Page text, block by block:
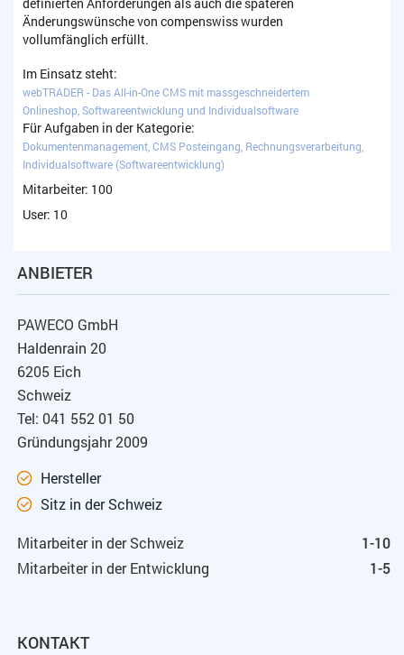
Änderungswünsche von compenswiss wurden
vollumfänglich erfüllt.
Im Einsatz steht:
webTRADER - Das All-in-One CMS mit massgeschneidertem
Onlineshop, Softwareentwicklung und Individualsoftware
Für Aufgaben in der Kategorie:
Dokumentenmanagement, CMS Posteingang, Rechnungsverarbeitung,
Individualsoftware (Softwareentwicklung)
Mitarbeiter: 100
User: 10
ANBIETER
PAWECO GmbH
Haldenrain 20
6205 Eich
Schweiz
Tel: 041 552 01 50
Gründungsjahr 2009
Hersteller
Sitz in der Schweiz
Mitarbeiter in der Schweiz
1-10
Mitarbeiter in der Entwicklung
1-5
KONTAKT